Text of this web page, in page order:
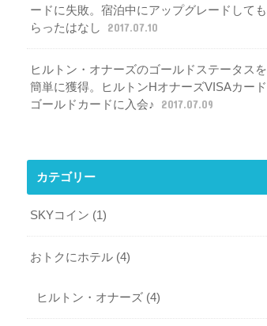
ードに失敗。宿泊中にアップグレードしても
らったはなし
2017.07.10
ヒルトン・オナーズのゴールドステータスを
簡単に獲得。ヒルトンHオナーズVISAカード
ゴールドカードに入会♪
2017.07.09
カテゴリー
SKYコイン (1)
おトクにホテル (4)
ヒルトン・オナーズ (4)